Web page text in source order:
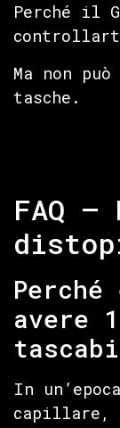
Perché il
Ma non
tasche.
FAQ –
avere
In
capillare,